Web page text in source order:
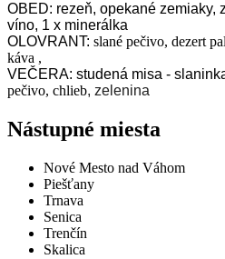
OBED: rezeň, opekané zemiaky,
víno, 1 x minerálka
OLOVRANT: slané pečivo, dezert
káva ,
VEČERA: studená misa -
pečivo, chlieb, zelenina
Nástupné miesta
Nové Mesto nad Váhom
Piešťany
Trnava
Senica
Trenčín
Skalica